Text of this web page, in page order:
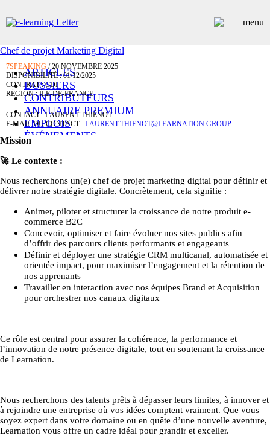
ARTICLES
DOSSIERS
CONTRIBUTEURS
ANNUAIRE PREMIUM
EMPLOIS
ÉVÉNEMENTS
LES PLUS LUS
Chef de projet Marketing Digital
7SPEAKING / 20 NOVEMBRE 2025
DISPONIBILITÉ : 01/12/2025
CONTRAT : CDI
RÉGION : ÎLE-DE-FRANCE
CONTACT : LAURENT THIÉNOT
E-MAIL DU CONTACT : LAURENT.THIENOT@LEARNATION.GROUP
Mission
🚀Le contexte :
Nous recherchons un(e) chef de projet marketing digital pour définir et
délivrer notre stratégie digitale. Concrètement, cela signifie :
Animer, piloter et structurer la croissance de notre produit e-
commerce B2C
Concevoir, optimiser et faire évoluer nos sites publics afin
d’offrir des parcours clients performants et engageants
Définir et déployer une stratégie CRM multicanal, automatisée et
orientée impact, pour maximiser l’engagement et la rétention de
nos apprenants
Travailler en interaction avec nos équipes Brand et Acquisition
pour orchestrer nos canaux digitaux
Ce rôle est central pour assurer la cohérence, la performance et
l’innovation de notre présence digitale, tout en soutenant la croissance
de Learnation.
Nous recherchons des talents prêts à dépasser leurs limites, à innover et
à rejoindre une entreprise où vos idées comptent vraiment. Que vous
soyez expert dans votre domaine ou en quête d’une nouvelle aventure,
Learnation vous offre un cadre idéal pour grandir et exceller.